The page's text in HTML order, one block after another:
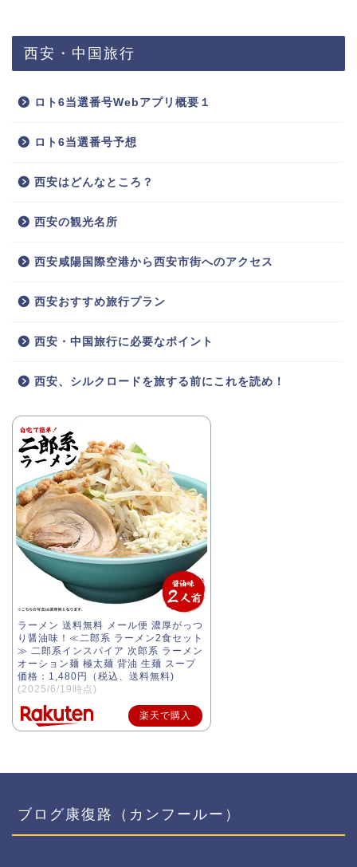
西安・中国旅行
ロト6当選番号Webアプリ概要１
ロト6当選番号予想
西安はどんなところ？
西安の観光名所
西安咸陽国際空港から西安市街へのアクセス
西安おすすめ旅行プラン
西安・中国旅行に必要なポイント
西安、シルクロードを旅する前にこれを読め！
ラーメン 送料無料 メール便 濃厚がっつ
り醤油味！≪二郎系 ラーメン2食セット
≫ 二郎系インスパイア 次郎系 ラーメン
オーション麺 極太麺 背油 生麺 スープ
価格：1,480円（税込、送料無料)
(2025/6/19時点)
楽天で購入
ブログ康復路（カンフールー）